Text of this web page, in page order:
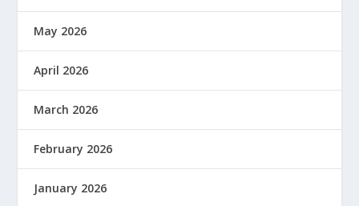
May 2026
April 2026
March 2026
February 2026
January 2026